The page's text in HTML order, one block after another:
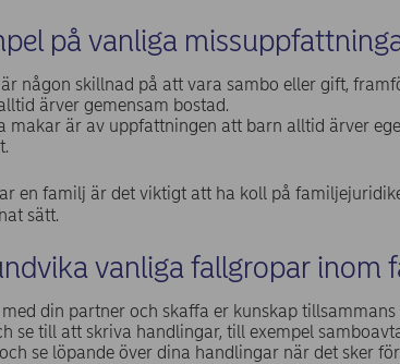
på vanliga
någon skillnad på att vara sambo eller gift,
ärver gemensam bostad.
makar är av uppfattningen att barn alltid ärver
en familj är det viktigt att ha koll på
sätt.
vanliga fallgropar inom
din partner och skaffa er kunskap
se till att skriva handlingar, till exempel
se löpande över dina handlingar när det sker